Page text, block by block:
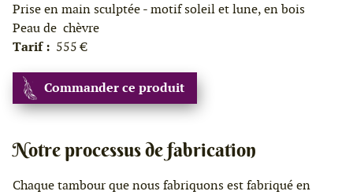
Prise en main sculptée - motif soleil et lune, en bois
Peau de chèvre
Tarif : 555 €
Commander ce produit
Notre processus de fabrication
Chaque tambour que nous fabriquons est fabriqué en